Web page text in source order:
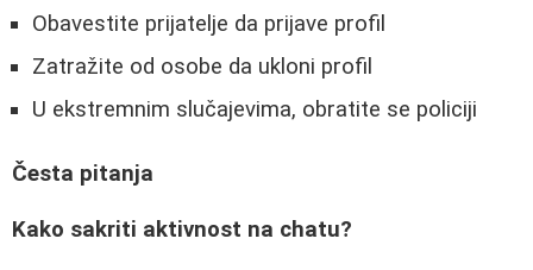
Obavestite prijatelje da prijave profil
Zatražite od osobe da ukloni profil
U ekstremnim slučajevima, obratite se policiji
Česta pitanja
Kako sakriti aktivnost na chatu?